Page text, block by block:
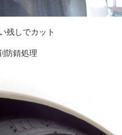
残しでカット
防錆処理